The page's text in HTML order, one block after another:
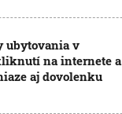
ubytovania v
na internete a
aj dovolenku